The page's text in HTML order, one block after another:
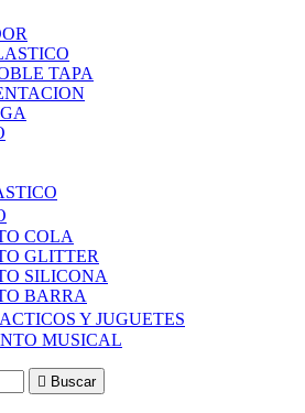
TAPA
COLA
GLITTER
SILICONA
BARRA
Y JUGUETES
MUSICAL
 Buscar